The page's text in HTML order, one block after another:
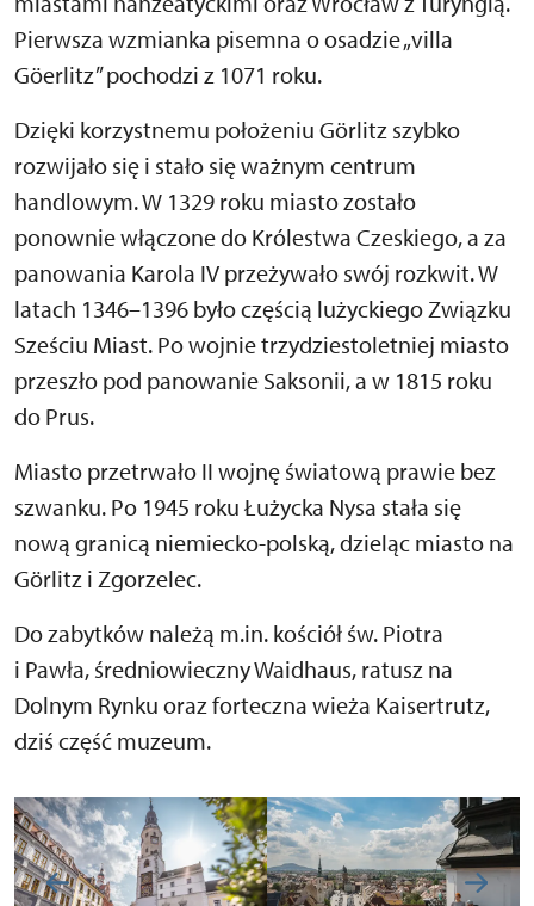
Pierwsza wzmianka pisemna o osadzie „villa
Göerlitz” pochodzi z 1071 roku.
Dzięki korzystnemu położeniu Görlitz szybko
rozwijało się i stało się ważnym centrum
handlowym. W 1329 roku miasto zostało
ponownie włączone do Królestwa Czeskiego, a za
panowania Karola IV przeżywało swój rozkwit. W
latach 1346–1396 było częścią lużyckiego Związku
Sześciu Miast. Po wojnie trzydziestoletniej miasto
przeszło pod panowanie Saksonii, a w 1815 roku
do Prus.
Miasto przetrwało II wojnę światową prawie bez
szwanku. Po 1945 roku Łużycka Nysa stała się
nową granicą niemiecko-polską, dzieląc miasto na
Görlitz i Zgorzelec.
Do zabytków należą m.in. kościół św. Piotra
i Pawła, średniowieczny Waidhaus, ratusz na
Dolnym Rynku oraz forteczna wieża Kaisertrutz,
dziś część muzeum.